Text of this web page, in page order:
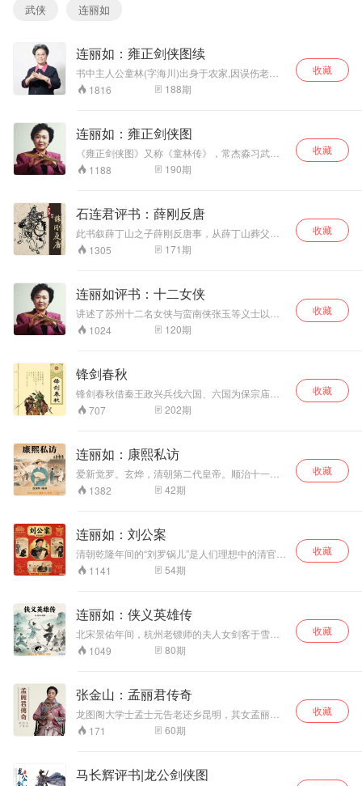
武侠 连丽如
连丽如：雍正剑侠图续
书中主人公童林(字海川)出身于农家,因误伤老父
被赶出家门。几经危难,得遇二位恩师救助,遂于江
西臣虎山习练武功。因童林所练武艺与别家不
一家”。可因此而惹恼了一班练武人.有许多武林豪
客,寻找童林较量武功,但均败在童林手下。也有一
些侠义之士,敬慕童林的武艺和为人,与其结为挚
友。后来童林与雍正皇帝相识,扶助年大帅平定剑
山,凭借其惊人的武功和侠义肝胆被人尊为“大
1816 188期
收藏
连丽如：雍正剑侠图
《雍正剑侠图》又称《童林传》，常杰淼习武嗜
酒，性格豪爽，结交绿林豪杰。书中有大量比较
真实的武术、江湖绿林道描写；常还惯于引经据
能够“武书文说”，把剑侠图说成学问书。“剑侠
图”是因为常曾在书中提到“康熙六十一年武英殿御
览群侠图”而得名。
1188 190期
收藏
石连君评书：薛刚反唐
此书叙薛丁山之子薛刚反唐事，从薛丁山葬父、
武则天入宫受宠、薛刚大闹花灯开始，叙至睿宗
即位、薛家一门团圆为止。
1305 171期
收藏
连丽如评书：十二女侠
讲述了苏州十二名女侠与蛮南侠张玉等义士以济
困抚危、除安良为己任，协助施大人和黄天霸，
共同团结武林中的豪杰，智擒恶枭，惩恶扬善。
的印象。
1024 120期
收藏
锋剑春秋
锋剑春秋借秦王政兴兵伐六国、六国为保宗庙社
稷拼死抗争的旧事，讲述两派神仙布阵斗法、下
凡历劫。和《封神》一样，《锋剑春秋》里也用
秦始皇、齐襄王等等，《锋剑春秋》中的主人公
是历史上鼎鼎有名的大军事家孙膑(不用说，历史
上的孙膑并没参加反秦战争)，在小说里，他成了
一个明知不可而为之、逆天行事的悲剧英雄。书
中两派神仙布阵斗法的描写，。一段落。由邵军
707 202期
收藏
连丽如：康熙私访
爱新觉罗。玄烨，清朝第二代皇帝。顺治十一年
（1654年）生于景仁宫，为表世祖顺治帝第三
子。顺治十八年（1661年）即位，时年八岁。他
设馆纂修《明史》，编纂《古今图书集成》、
《全唐诗》、《佩文韵府》、《康熙字典》等。
康熙六十一年（1722年）死于畅春园，葬于清东
陵之景陵。享年六十九岁，在位六十一年，庙号
清圣祖。
1382 42期
收藏
连丽如：刘公案
清朝乾隆年间的“刘罗锅儿”是人们理想中的清官，
在民间广泛流传。“刘罗锅儿”本名刘墉，清朝乾隆
年间任文化殿大学士，吏部天官。本书讲述的是
之上除暴安良、屡断奇案的故事。 内容包括连成
告状，午门戏和坤，金殿封御铡，黄爱玉上坟，
赠扇认义女，黑松林巧拿盗，圣旨被盗，刘墉被
关死囚牢，智拿桂太，真假乾隆和真假“罗锅儿”闹
扬州，智断西湖人命案，乾隆皇帝下地牢等热闹
1141 54期
收藏
连丽如：侠义英雄传
北宋景佑年间，杭州老镖师的夫人女剑客于雪梅
为了保护祖传的价值连城的宝剑——斩龙劈水锋
被仇家追杀，危难中生下一子佐良，母子二人被
托付给鲁空，只身寻找丈夫。朝中奸党勾结了武
林中的败类——四川峨嵋派，设下重重障碍，杀
害佐良和倪建祖，阻止八卦门的成立。少侠佐良
联合少林寺的众僧巧妙周旋，终于在华山英雄会
与太极门的创门人刘蛟相会，经过几年的决斗，
良全家团聚，刘蛟母子相逢。
1049 80期
收藏
张金山：孟丽君传奇
龙图阁大学士孟士元告老还乡昆明，其女孟丽君
年幼才高，待字闺中。云南总督皇甫敬与侯爵刘
捷同时求亲，孟家谁也不敢得罪，决定比箭择
姻缘”。刘捷之子刘奎壁怀恨在心陷害皇甫少华，
少华出走。刘逼孟丽君成亲，孟丽君女扮男装出
171 60期
收藏
马长辉评书|龙公剑侠图